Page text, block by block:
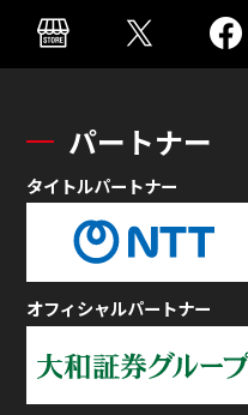
パートナー
タイトルパートナー
オフィシャルパートナー